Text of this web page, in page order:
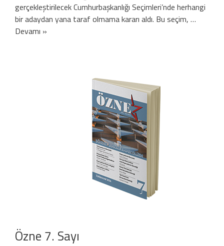
gerçekleştirilecek Cumhurbaşkanlığı Seçimleri’nde herhangi
bir adaydan yana taraf olmama kararı aldı. Bu seçim, …
Devamı »
Özne 7. Sayı